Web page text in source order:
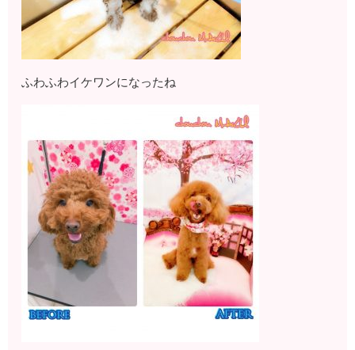
ふわふわイケワンになったね